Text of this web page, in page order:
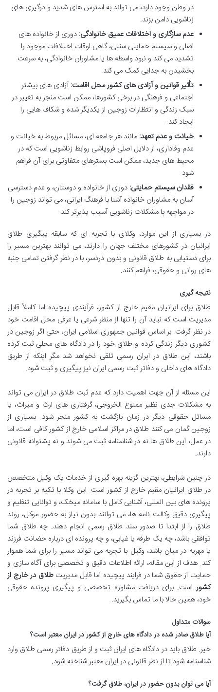
در وطن وجود دارد، می تواند به استرس های شدید و درگیری های
زناشویی دامن بزند.
عدم سازگاری و اختلافات عمیق خانوادگی: دوری از خانواده های
اصلی و سیستم حمایتی سنتی، گاهی اوقات اختلافات موجود را
تشدید می کند و نبود واسطه ها یا مشاوران خانوادگی، به سرعت
بخشیدن به جدایی کمک می کند.
تأثیر قوانین و آزادی های کشور محل اقامت:آزادی های بیشتر
اجتماعی و فرهنگی در برخی کشورها، ممکن است منجر به تغییر در
سبک زندگی و انتظارات زوجین از یکدیگر شده و شکاف هایی را
ایجاد کند.
خیانت و عدم تعهد: مانند هر جامعه ای، مسائل مربوط به خیانت و
عدم وفاداری، از دلایل اصلی فروپاشی روابط زناشویی است که در
محیط های جدید، ممکن است بسترهای متفاوتی برای آن فراهم
شود.
فقدان سیستم حمایتی: دوری از خانواده و دوستان، و عدم دسترسی
آسان به مشاوران خانواده آشنا با فرهنگ ایرانی، می تواند زوجین را
در مواجهه با مشکلات زناشویی آسیب پذیرتر کند.
در بسیاری از این موارد، وکلای با تجربه ای که سابقه پیگیری طلاق
ایرانیان در کشورهای مختلف جهان را دارند، می توانند بهترین مسیر را
برای دستیابی به طلاق قانونی و بدون دردسر، با در نظر گرفتن تمامی جنبه
های روانی و حقوقی، فراهم کنند.
نتیجه گیری
طلاق برای ایرانیان مقیم خارج از کشور، فرآیندی پیچیده اما کاملاً قابل
مدیریت است که نباید آن را تنها از منظر شرعی یا عرفی محل اقامت خود
در نظر گرفت. بر اساس قوانین جمهوری اسلامی ایران، حتی اگر زوجین در
کشوری دیگر زندگی کرده و طلاق خود را در دادگاه های محلی ثبت کرده
باشند، این طلاق در ایران رسمی تلقی نخواهد شد مگر اینکه از طریق
دادگاه های داخلی و دفاتر ثبت رسمی ایران نیز پیگیری و ثبت شود.
این مسئله از آن جهت اهمیت دارد که عدم ثبت طلاق در ایران می تواند
به مشکلات جدی نظیر ممنوع الخروجی، گرفتاری های ارث و میراث، یا
مسائل حقوقی دیگر در زمان بازگشت به کشور منجر شود. بسیاری از
زوجین گمان می کنند طلاق در مراکز اسلامی خارج از کشور کافی است، اما
در عمل، این طلاق ها نه در شناسنامه ثبت می شوند و نه پشتوانه قانونی
دارند.
در چنین شرایطی، بهترین گزینه بهره گیری از خدمات یک وکیل متخصص
در طلاق ایرانیان مقیم خارج از کشور است. این وکلا با تکیه بر تجربه در
پرونده های بین المللی، آشنایی کامل با سامانه میخک، و توانایی تنظیم و
پیگیری دقیق وکالت نامه ها، می توانند بدون نیاز به حضور موکل، روند
طلاق را از ابتدا تا صدور سند طلاق رسمی انجام دهند. چه طلاق شما
توافقی باشد، چه یک طرفه یا غیابی، و چه پرونده ای درباره حضانت فرزند
یا مهریه در میان باشد، وکیل با تجربه می تواند مسیر را برای شما هموار
کند. هدف از این مقاله، ارائه اطلاعات دقیق و تخصصی برای آگاه سازی و
حمایت از حقوق شما در فرایند پیچیده اما قابل مدیریتطلاق در خارج از
کشوراست. برای دریافت مشاوره تخصصی و پیگیری پرونده حقوقی
خود، همین حالا با ما تماس بگیرید.
سوالات متداول
آیا طلاق صادر شده در دادگاه های خارج از کشور در ایران معتبر است؟
خیر. طلاق باید در دادگاه های ایران ثبت و از طریق دفاتر رسمی طلاق وارد
شناسنامه شود تا از نظر قانونی در ایران معتبر شناخته شود.
آیا می توان بدون حضور در ایران، طلاق گرفت؟